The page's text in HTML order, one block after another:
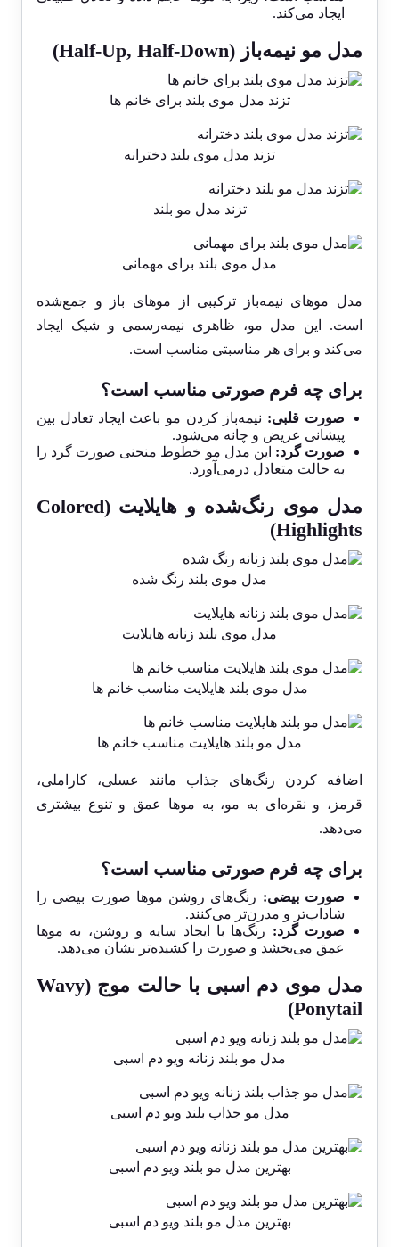
ایجاد می‌کند.
مدل مو نیمه‌باز (Half-Up, Half-Down)
تزند مدل موی بلند برای خانم ها
تزند مدل موی بلند دخترانه
تزند مدل مو بلند
مدل موی بلند برای مهمانی
مدل موهای نیمه‌باز ترکیبی از موهای باز و جمع‌شده
است. این مدل مو، ظاهری نیمه‌رسمی و شیک ایجاد
می‌کند و برای هر مناسبتی مناسب است.
برای چه فرم صورتی مناسب است؟
صورت قلبی: نیمه‌باز کردن مو باعث ایجاد تعادل بین
پیشانی عریض و چانه می‌شود.
صورت گرد: این مدل مو خطوط منحنی صورت گرد را
به حالت متعادل درمی‌آورد.
مدل موی رنگ‌شده و هایلایت (Colored
Highlights)
مدل موی بلند رنگ شده
مدل موی بلند زنانه هایلایت
مدل موی بلند هایلایت مناسب خانم ها
مدل مو بلند هایلایت مناسب خانم ها
اضافه کردن رنگ‌های جذاب مانند عسلی، کاراملی،
قرمز، و نقره‌ای به مو، به موها عمق و تنوع بیشتری
می‌دهد.
برای چه فرم صورتی مناسب است؟
صورت بیضی: رنگ‌های روشن موها صورت بیضی را
شاداب‌تر و مدرن‌تر می‌کنند.
صورت گرد: رنگ‌ها با ایجاد سایه و روشن، به موها
عمق می‌بخشد و صورت را کشیده‌تر نشان می‌دهد.
مدل موی دم اسبی با حالت موج (Wavy
Ponytail)
مدل مو بلند زنانه ویو دم اسبی
مدل مو جذاب بلند ویو دم اسبی
بهترین مدل مو بلند ویو دم اسبی
بهترین مدل مو بلند ویو دم اسبی